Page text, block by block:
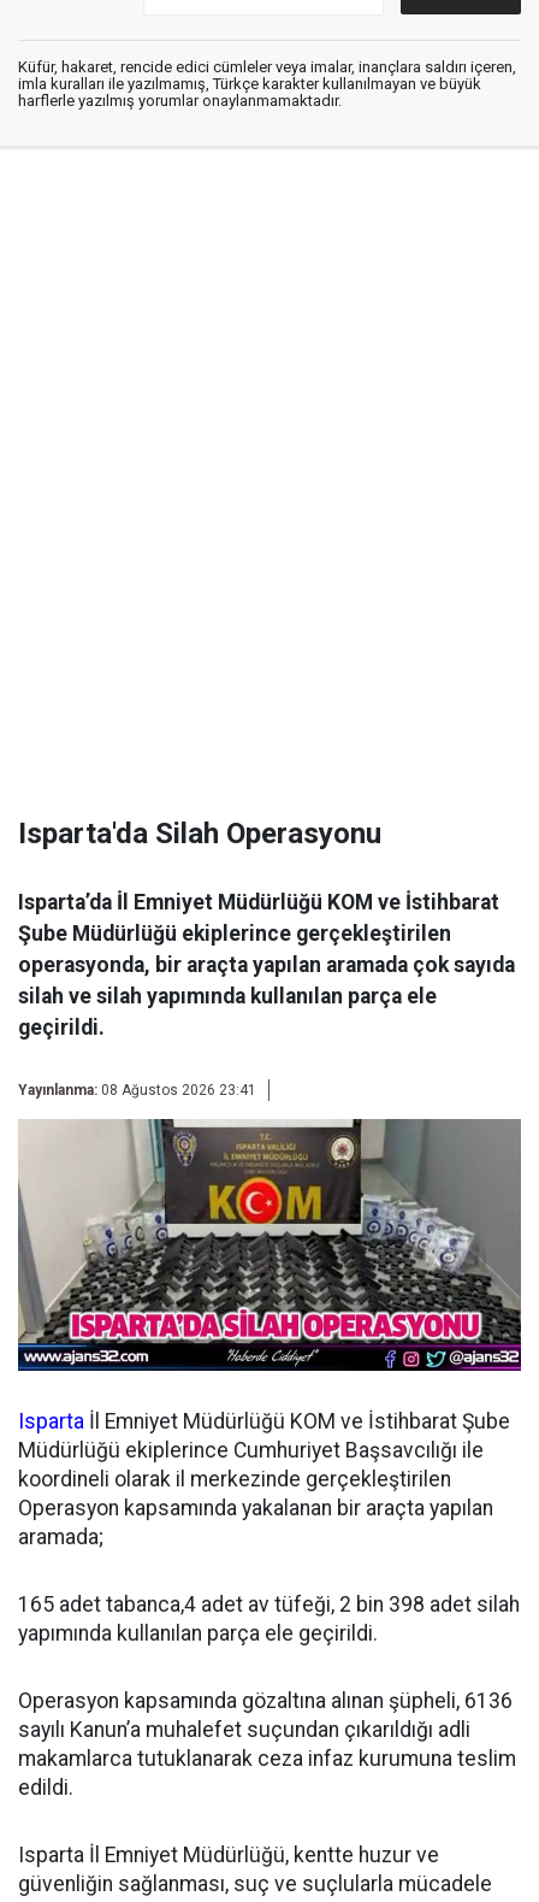
Küfür, hakaret, rencide edici cümleler veya imalar, inançlara saldırı içeren,
imla kuralları ile yazılmamış, Türkçe karakter kullanılmayan ve büyük
harflerle yazılmış yorumlar onaylanmamaktadır.
Isparta'da Silah Operasyonu
Isparta’da İl Emniyet Müdürlüğü KOM ve İstihbarat
Şube Müdürlüğü ekiplerince gerçekleştirilen
operasyonda, bir araçta yapılan aramada çok sayıda
silah ve silah yapımında kullanılan parça ele
geçirildi.
Yayınlanma: 08 Ağustos 2026 23:41
Isparta İl Emniyet Müdürlüğü KOM ve İstihbarat Şube
Müdürlüğü ekiplerince Cumhuriyet Başsavcılığı ile
koordineli olarak il merkezinde gerçekleştirilen
Operasyon kapsamında yakalanan bir araçta yapılan
aramada;
165 adet tabanca,4 adet av tüfeği, 2 bin 398 adet silah
yapımında kullanılan parça ele geçirildi.
Operasyon kapsamında gözaltına alınan şüpheli, 6136
sayılı Kanun’a muhalefet suçundan çıkarıldığı adli
makamlarca tutuklanarak ceza infaz kurumuna teslim
edildi.
Isparta İl Emniyet Müdürlüğü, kentte huzur ve
güvenliğin sağlanması, suç ve suçlularla mücadele